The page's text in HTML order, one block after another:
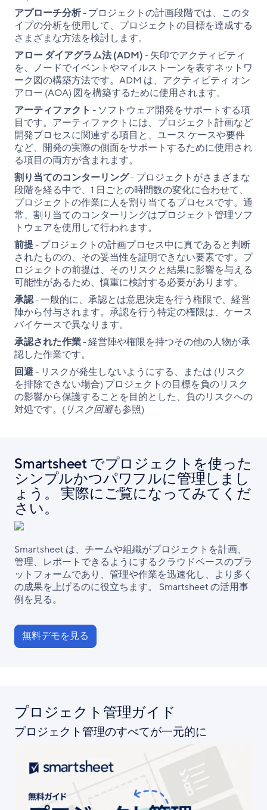
アプローチ分析- プロジェクトの計画段階では、このタ
イプの分析を使用して、プロジェクトの目標を達成する
さまざまな方法を検討します。
アロー ダイアグラム法 (ADM)- 矢印でアクティビティ
を、ノードでイベントやマイルストーンを表すネットワ
ーク図の構築方法です。ADM は、アクティビティ オン
アロー (AOA) 図を構築するために使用されます。
アーティファクト - ソフトウェア開発をサポートする項
目です。アーティファクトには、プロジェクト計画など
開発プロセスに関連する項目と、ユース ケースや要件
など、開発の実際の側面をサポートするために使用され
る項目の両方が含まれます。
割り当てのコンターリング- プロジェクトがさまざまな
段階を経る中で、1 日ごとの時間数の変化に合わせて、
プロジェクトの作業に人を割り当てるプロセスです。通
常、割り当てのコンターリングはプロジェクト管理ソフ
トウェアを使用して行われます。
前提- プロジェクトの計画プロセス中に真であると判断
されたものの、その妥当性を証明できない要素です。プ
ロジェクトの前提は、そのリスクと結果に影響を与える
可能性があるため、慎重に検討する必要があります。
承認- 一般的に、承認とは意思決定を行う権限で、経営
陣から付与されます。承認を行う特定の権限は、ケース
バイケースで異なります。
承認された作業- 経営陣や権限を持つその他の人物が承
認した作業です。
回避- リスクが発生しないようにする、または (リスク
を排除できない場合) プロジェクトの目標を負のリスク
の影響から保護することを目的とした、負のリスクへの
対処です。( リスク回避も参照)
Smartsheet でプロジェクトを使った
シンプルかつパワフルに管理しまし
ょう。 実際にご覧になってみてくだ
さい。
Smartsheet は、チームや組織がプロジェクトを計画、
管理、レポートできるようにするクラウドベースのプラ
ットフォームであり、管理や作業を迅速化し、より多く
の成果を上げるのに役立ちます。 Smartsheet の活用事
例を見る。
無料デモを見る
プロジェクト管理ガイド
プロジェクト管理のすべてが一元的に